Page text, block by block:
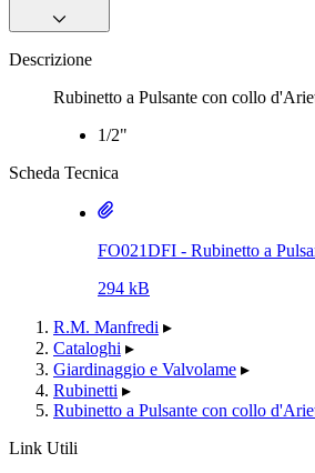
Descrizione
Rubinetto a Pulsante con collo
1/2"
Scheda Tecnica
FO021DFI - Rubinetto a
294 kB
R.M. Manfredi ▸
Cataloghi ▸
Giardinaggio e Valvolame ▸
Rubinetti ▸
Rubinetto a Pulsante con collo
Link Utili